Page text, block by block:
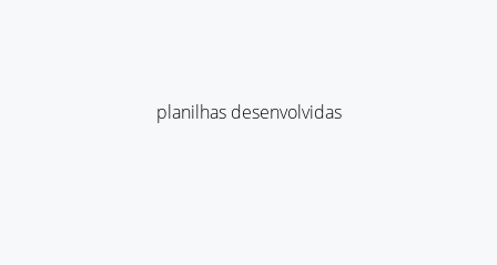
planilhas desenvolvidas